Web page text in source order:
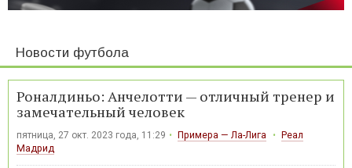
Новости футбола
Роналдиньо: Анчелотти — отличный тренер и
замечательный человек
пятница, 27 окт. 2023 года, 11:29 Примера — Ла-Лига
Реал
Мадрид